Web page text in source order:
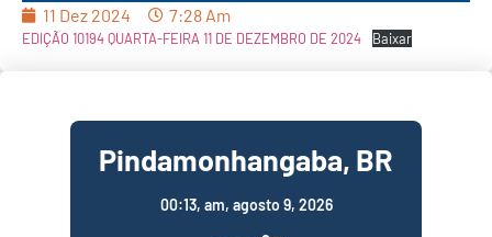
11 Dez 2024 7:28 Am
EDIÇÃO 10194 QUARTA-FEIRA 11 DE DEZEMBRO DE 2024 Baixar
Pindamonhangaba, BR
00:13, am, agosto 9, 2026